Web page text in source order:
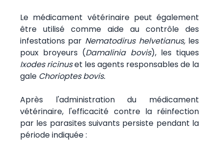
Le médicament vétérinaire peut également
être utilisé comme aide au contrôle des
infestations par Nematodirus helvetianus, les
poux broyeurs (Damalinia bovis), les tiques
Ixodes ricinuset les agents responsables de la
gale Chorioptes bovis.
Après l'administration du médicament
vétérinaire, l'efficacité contre la réinfection
par les parasites suivants persiste pendant la
période indiquée :